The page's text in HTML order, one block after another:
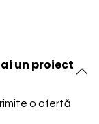
un proiect
o ofertă